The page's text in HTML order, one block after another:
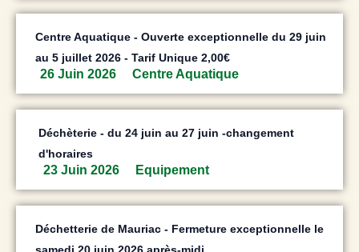
Centre Aquatique - Ouverte exceptionnelle du 29 juin
au 5 juillet 2026 - Tarif Unique 2,00€
26 Juin 2026 Centre Aquatique
Déchèterie - du 24 juin au 27 juin -changement
d'horaires
23 Juin 2026 Equipement
Déchetterie de Mauriac - Fermeture exceptionnelle le